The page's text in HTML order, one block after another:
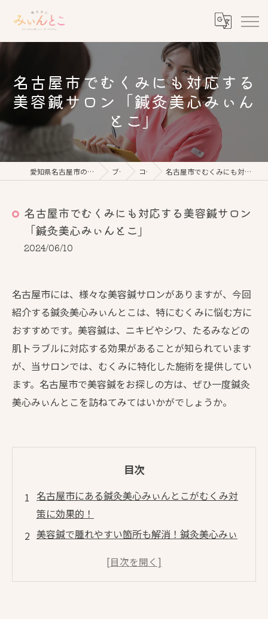
名古屋市でむくみにも対応する
美容鍼サロン「鍼灸美心みぃん
とこ」
愛知県名古屋市の美容鍼なら鍼灸美心みぃんとこ ブログ コラム 名古屋市でむくみにも対応する美容鍼サロン「鍼灸美心みぃんとこ」
名古屋市でむくみにも対応する美容鍼サロン
「鍼灸美心みぃんとこ」
2024/06/10
名古屋市には、様々な美容鍼サロンがありますが、今回
紹介する鍼灸美心みぃんとこは、特にむくみに悩む方に
おすすめです。美容鍼は、ニキビやシワ、たるみなどの
肌トラブルに対応する効果があることが知られています
が、当サロンでは、むくみに特化した施術を提供してい
ます。名古屋市で美容鍼をお探しの方は、ぜひ一度鍼灸
美心みぃんとこを訪ねてみてはいかがでしょうか。
目次
名古屋市にある鍼灸美心みぃんとこがむくみ対
策に効果的！
美容鍼で腫れやすい箇所も解消！鍼灸美心みぃ
名古屋市で信頼される美容鍼サロン「鍼灸美心